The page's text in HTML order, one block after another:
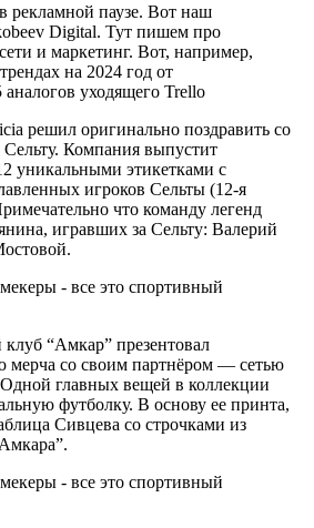
рекламной паузе. Вот наш
Digital. Тут пишем про
и маркетинг. Вот, например,
на 2024 год от
уходящего Trello
решил оригинально поздравить со
Компания выпустит
уникальными этикетками с
игроков Сельты (12-я
что команду легенд
игравших за Сельту: Валерий
“Амкар” презентовал
мерча со своим партнёром — сетью
главных вещей в коллекции
футболку. В основу ее принта,
Сивцева со строчками из